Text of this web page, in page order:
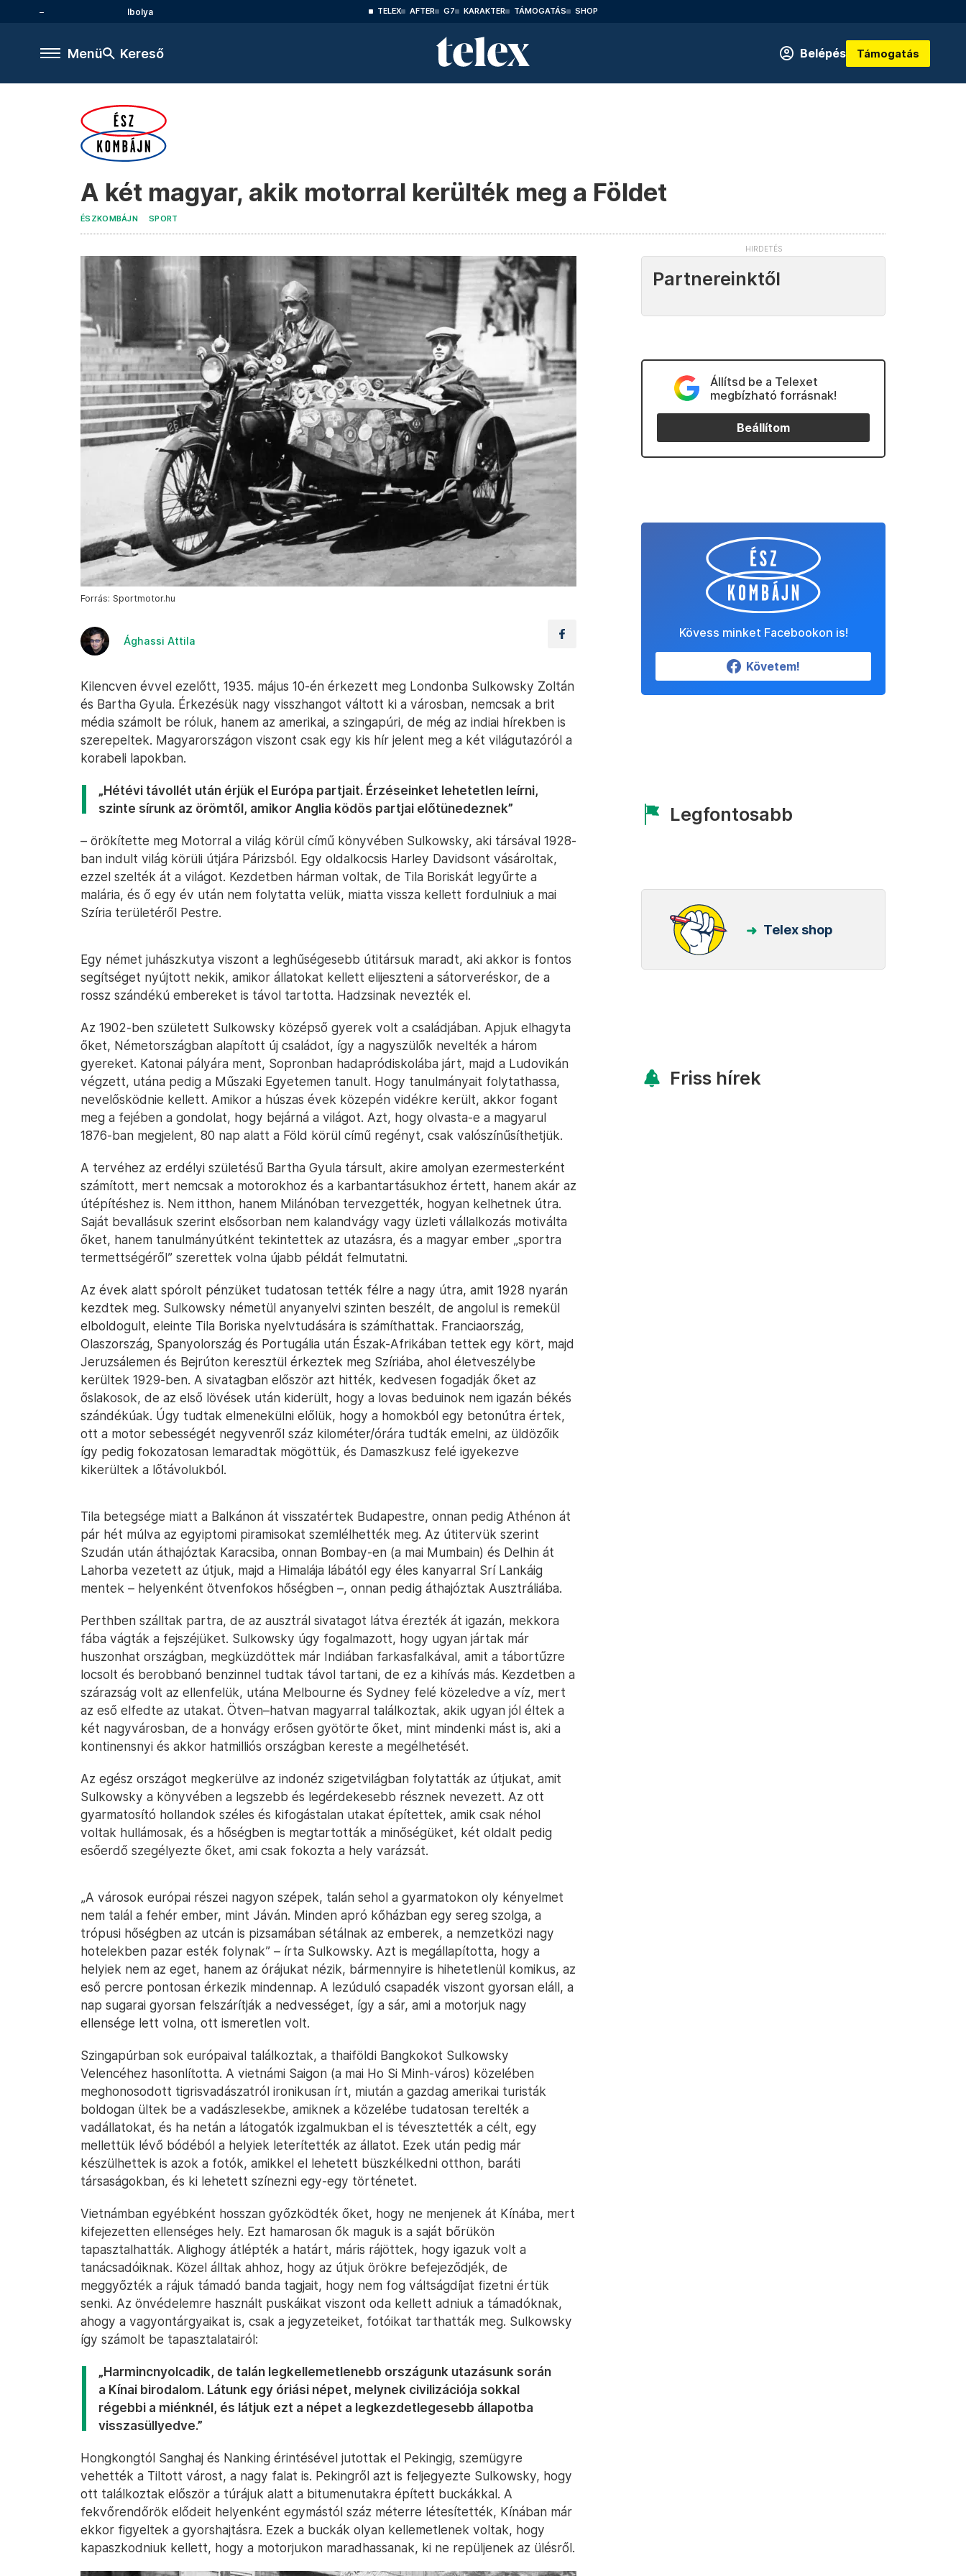
Ibolya TELEX AFTER G7 KARAKTER TÁMOGATÁS SHOP
Menü Kereső Belépés Támogatás
A két magyar, akik motorral kerülték meg a Földet
ÉSZKOMBÁJN SPORT
Forrás: Sportmotor.hu
Ághassi Attila
Kilencven évvel ezelőtt, 1935. május 10-én érkezett meg Londonba Sulkowsky Zoltán
és Bartha Gyula. Érkezésük nagy visszhangot váltott ki a városban, nemcsak a brit
média számolt be róluk, hanem az amerikai, a szingapúri, de még az indiai hírekben is
szerepeltek. Magyarországon viszont csak egy kis hír jelent meg a két világutazóról a
korabeli lapokban.
„Hétévi távollét után érjük el Európa partjait. Érzéseinket lehetetlen leírni,
szinte sírunk az örömtől, amikor Anglia ködös partjai előtünedeznek”
– örökítette meg Motorral a világ körül című könyvében Sulkowsky, aki társával 1928-
ban indult világ körüli útjára Párizsból. Egy oldalkocsis Harley Davidsont vásároltak,
ezzel szelték át a világot. Kezdetben hárman voltak, de Tila Boriskát legyűrte a
malária, és ő egy év után nem folytatta velük, miatta vissza kellett fordulniuk a mai
Szíria területéről Pestre.
Egy német juhászkutya viszont a leghűségesebb útitársuk maradt, aki akkor is fontos
segítséget nyújtott nekik, amikor állatokat kellett elijeszteni a sátorveréskor, de a
rossz szándékú embereket is távol tartotta. Hadzsinak nevezték el.
Az 1902-ben született Sulkowsky középső gyerek volt a családjában. Apjuk elhagyta
őket, Németországban alapított új családot, így a nagyszülők nevelték a három
gyereket. Katonai pályára ment, Sopronban hadapródiskolába járt, majd a Ludovikán
végzett, utána pedig a Műszaki Egyetemen tanult. Hogy tanulmányait folytathassa,
nevelősködnie kellett. Amikor a húszas évek közepén vidékre került, akkor fogant
meg a fejében a gondolat, hogy bejárná a világot. Azt, hogy olvasta-e a magyarul
1876-ban megjelent, 80 nap alatt a Föld körül című regényt, csak valószínűsíthetjük.
A tervéhez az erdélyi születésű Bartha Gyula társult, akire amolyan ezermesterként
számított, mert nemcsak a motorokhoz és a karbantartásukhoz értett, hanem akár az
útépítéshez is. Nem itthon, hanem Milánóban tervezgették, hogyan kelhetnek útra.
Saját bevallásuk szerint elsősorban nem kalandvágy vagy üzleti vállalkozás motiválta
őket, hanem tanulmányútként tekintettek az utazásra, és a magyar ember „sportra
termettségéről” szerettek volna újabb példát felmutatni.
Az évek alatt spórolt pénzüket tudatosan tették félre a nagy útra, amit 1928 nyarán
kezdtek meg. Sulkowsky németül anyanyelvi szinten beszélt, de angolul is remekül
elboldogult, eleinte Tila Boriska nyelvtudására is számíthattak. Franciaország,
Olaszország, Spanyolország és Portugália után Észak-Afrikában tettek egy kört, majd
Jeruzsálemen és Bejrúton keresztül érkeztek meg Szíriába, ahol életveszélybe
kerültek 1929-ben. A sivatagban először azt hitték, kedvesen fogadják őket az
őslakosok, de az első lövések után kiderült, hogy a lovas beduinok nem igazán békés
szándékúak. Úgy tudtak elmenekülni előlük, hogy a homokból egy betonútra értek,
ott a motor sebességét negyvenről száz kilométer/órára tudták emelni, az üldözőik
így pedig fokozatosan lemaradtak mögöttük, és Damaszkusz felé igyekezve
kikerültek a lőtávolukból.
Tila betegsége miatt a Balkánon át visszatértek Budapestre, onnan pedig Athénon át
pár hét múlva az egyiptomi piramisokat szemlélhették meg. Az útitervük szerint
Szudán után áthajóztak Karacsiba, onnan Bombay-en (a mai Mumbain) és Delhin át
Lahorba vezetett az útjuk, majd a Himalája lábától egy éles kanyarral Srí Lankáig
mentek – helyenként ötvenfokos hőségben –, onnan pedig áthajóztak Ausztráliába.
Perthben szálltak partra, de az ausztrál sivatagot látva érezték át igazán, mekkora
fába vágták a fejszéjüket. Sulkowsky úgy fogalmazott, hogy ugyan jártak már
huszonhat országban, megküzdöttek már Indiában farkasfalkával, amit a tábortűzre
locsolt és berobbanó benzinnel tudtak távol tartani, de ez a kihívás más. Kezdetben a
szárazság volt az ellenfelük, utána Melbourne és Sydney felé közeledve a víz, mert
az eső elfedte az utakat. Ötven–hatvan magyarral találkoztak, akik ugyan jól éltek a
két nagyvárosban, de a honvágy erősen gyötörte őket, mint mindenki mást is, aki a
kontinensnyi és akkor hatmilliós országban kereste a megélhetését.
Az egész országot megkerülve az indonéz szigetvilágban folytatták az útjukat, amit
Sulkowsky a könyvében a legszebb és legérdekesebb résznek nevezett. Az ott
gyarmatosító hollandok széles és kifogástalan utakat építettek, amik csak néhol
voltak hullámosak, és a hőségben is megtartották a minőségüket, két oldalt pedig
esőerdő szegélyezte őket, ami csak fokozta a hely varázsát.
„A városok európai részei nagyon szépek, talán sehol a gyarmatokon oly kényelmet
nem talál a fehér ember, mint Jáván. Minden apró kőházban egy sereg szolga, a
trópusi hőségben az utcán is pizsamában sétálnak az emberek, a nemzetközi nagy
hotelekben pazar esték folynak” – írta Sulkowsky. Azt is megállapította, hogy a
helyiek nem az eget, hanem az órájukat nézik, bármennyire is hihetetlenül komikus, az
eső percre pontosan érkezik mindennap. A lezúduló csapadék viszont gyorsan eláll, a
nap sugarai gyorsan felszárítják a nedvességet, így a sár, ami a motorjuk nagy
ellensége lett volna, ott ismeretlen volt.
Szingapúrban sok európaival találkoztak, a thaiföldi Bangkokot Sulkowsky
Velencéhez hasonlította. A vietnámi Saigon (a mai Ho Si Minh-város) közelében
meghonosodott tigrisvadászatról ironikusan írt, miután a gazdag amerikai turisták
boldogan ültek be a vadászlesekbe, amiknek a közelébe tudatosan terelték a
vadállatokat, és ha netán a látogatók izgalmukban el is tévesztették a célt, egy
mellettük lévő bódéból a helyiek leterítették az állatot. Ezek után pedig már
készülhettek is azok a fotók, amikkel el lehetett büszkélkedni otthon, baráti
társaságokban, és ki lehetett színezni egy-egy történetet.
Vietnámban egyébként hosszan győzködték őket, hogy ne menjenek át Kínába, mert
kifejezetten ellenséges hely. Ezt hamarosan ők maguk is a saját bőrükön
tapasztalhatták. Alighogy átlépték a határt, máris rájöttek, hogy igazuk volt a
tanácsadóiknak. Közel álltak ahhoz, hogy az útjuk örökre befejeződjék, de
meggyőzték a rájuk támadó banda tagjait, hogy nem fog váltságdíjat fizetni értük
senki. Az önvédelemre használt puskáikat viszont oda kellett adniuk a támadóknak,
ahogy a vagyontárgyaikat is, csak a jegyzeteiket, fotóikat tarthatták meg. Sulkowsky
így számolt be tapasztalatairól:
„Harmincnyolcadik, de talán legkellemetlenebb országunk utazásunk során
a Kínai birodalom. Látunk egy óriási népet, melynek civilizációja sokkal
régebbi a miénknél, és látjuk ezt a népet a legkezdetlegesebb állapotba
visszasüllyedve.”
Hongkongtól Sanghaj és Nanking érintésével jutottak el Pekingig, szemügyre
vehették a Tiltott várost, a nagy falat is. Pekingről azt is feljegyezte Sulkowsky, hogy
ott találkoztak először a túrájuk alatt a bitumenutakra épített buckákkal. A
fekvőrendőrök elődeit helyenként egymástól száz méterre létesítették, Kínában már
ekkor figyeltek a gyorshajtásra. Ezek a buckák olyan kellemetlenek voltak, hogy
kapaszkodniuk kellett, hogy a motorjukon maradhassanak, ki ne repüljenek az ülésről.
Partnereinktől
Állítsd be a Telexet
megbízható forrásnak!
Beállítom
Kövess minket Facebookon is!
Követem!
Legfontosabb
Telex shop
Friss hírek